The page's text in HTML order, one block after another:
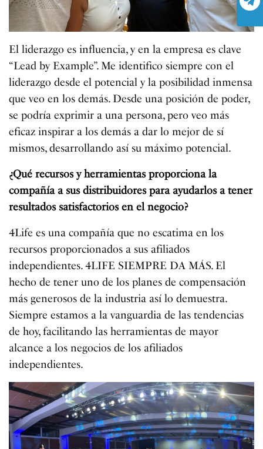
El liderazgo es influencia, y en la empresa es clave
“Lead by Example”. Me identifico siempre con el
liderazgo desde el potencial y la posibilidad inmensa
que veo en los demás. Desde una posición de poder,
se podría exprimir a una persona, pero veo más
eficaz inspirar a los demás a dar lo mejor de sí
mismos, desarrollando así su máximo potencial.
¿Qué recursos y herramientas proporciona la
compañía a sus distribuidores para ayudarlos a tener
resultados satisfactorios en el negocio?
4Life es una compañía que no escatima en los
recursos proporcionados a sus afiliados
independientes. 4LIFE SIEMPRE DA MÁS. El
hecho de tener uno de los planes de compensación
más generosos de la industria así lo demuestra.
Siempre estamos a la vanguardia de las tendencias
de hoy, facilitando las herramientas de mayor
alcance a los negocios de los afiliados
independientes.